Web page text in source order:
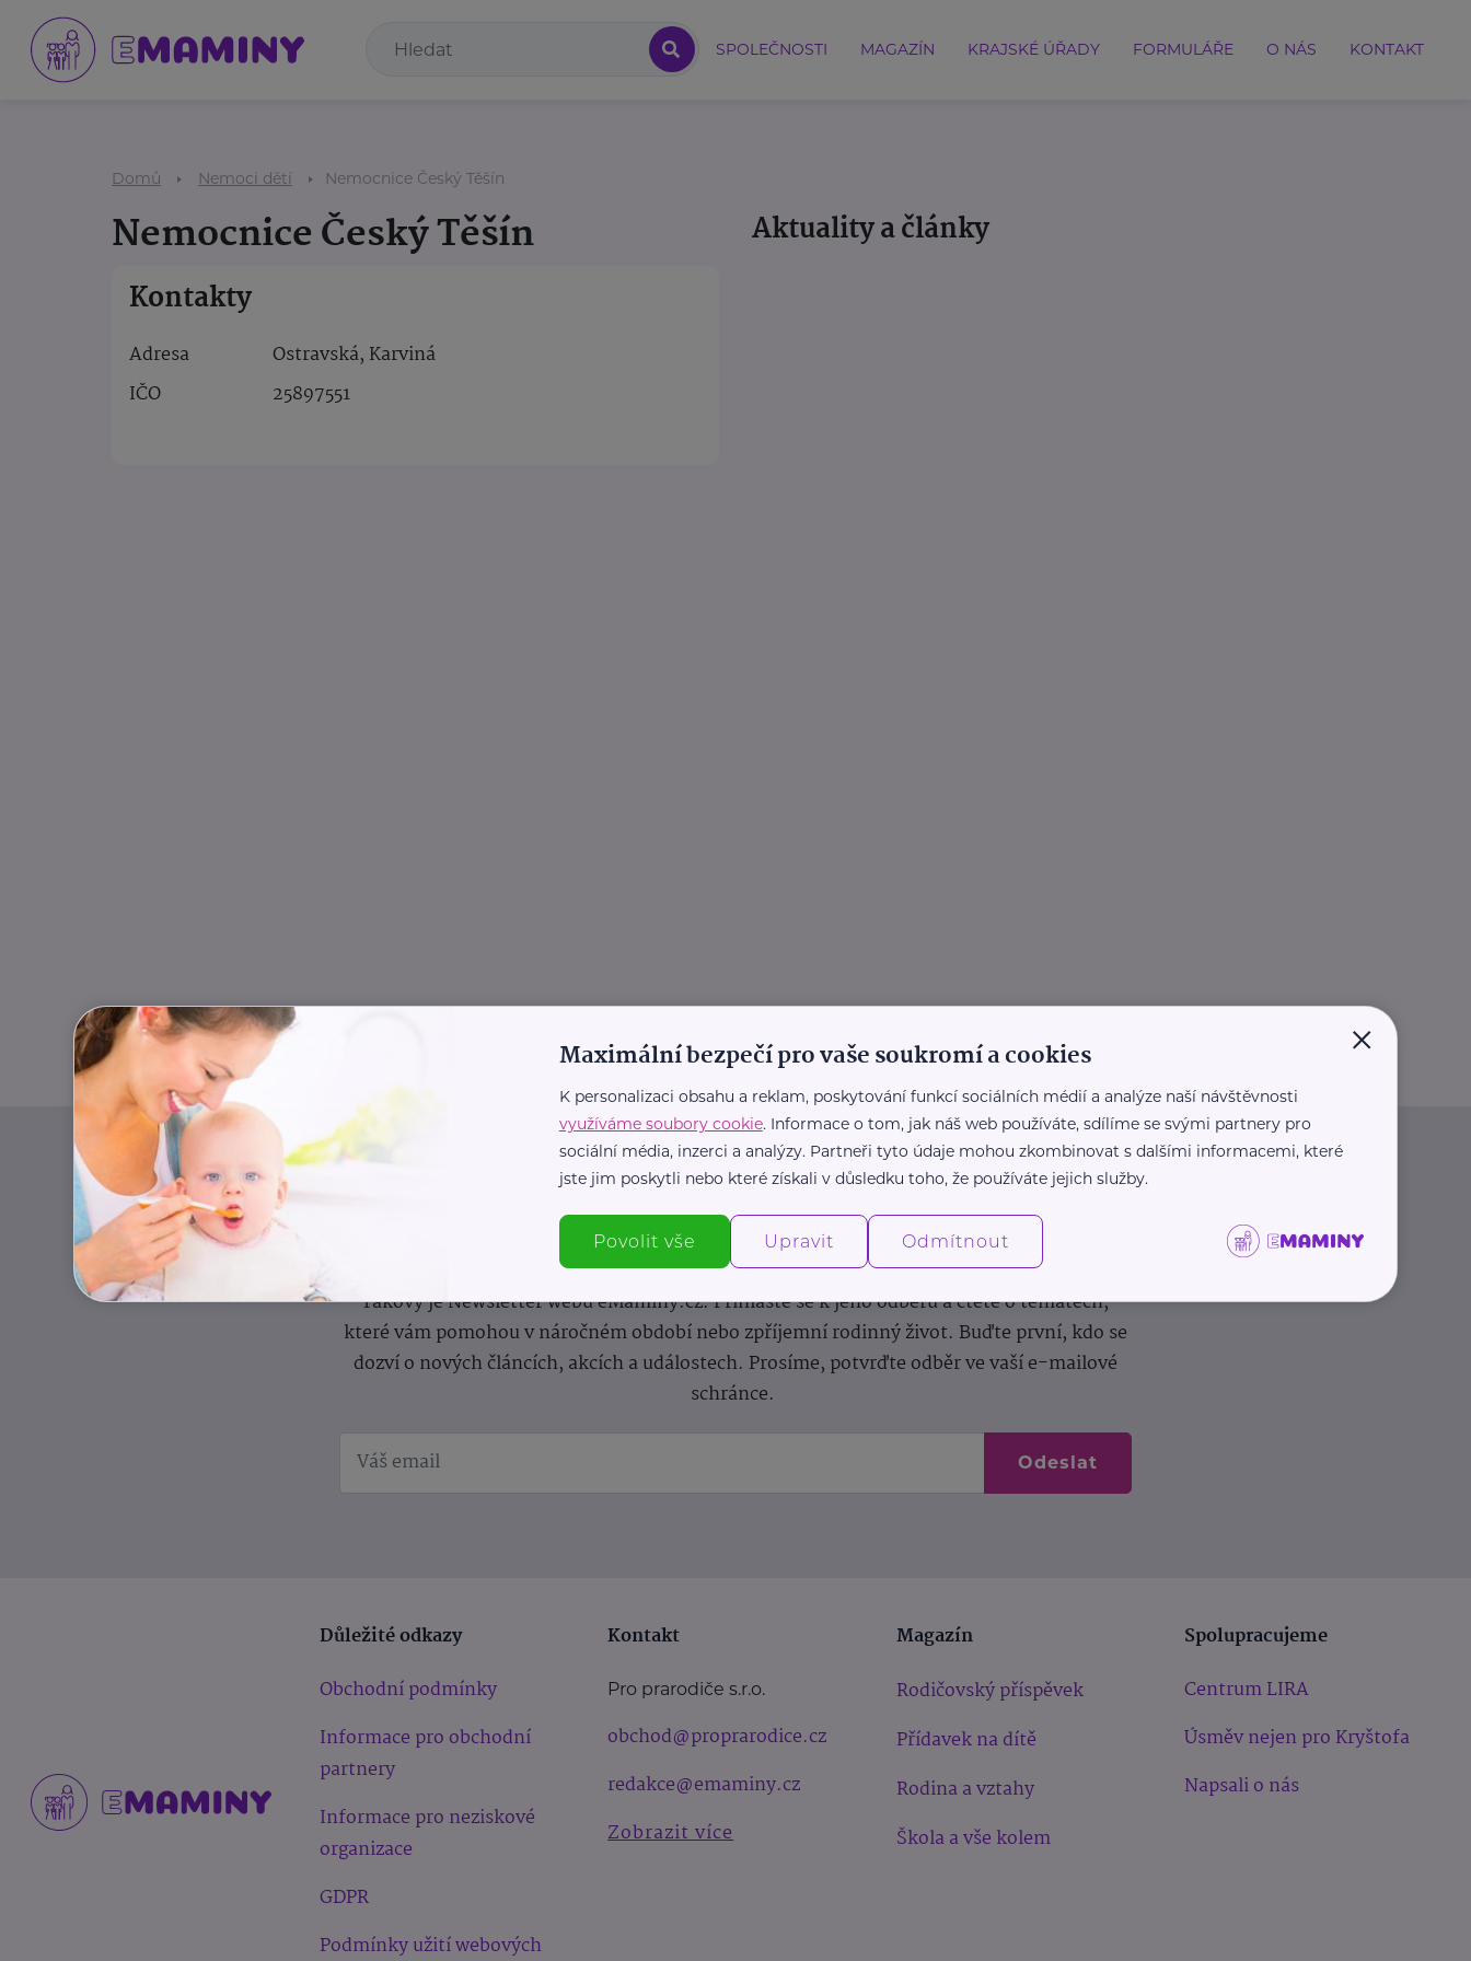
SPOLEČNOSTI MAGAZÍN KRAJSKÉ ÚŘADY FORMULÁŘE O NÁS KONTAKT
Domů Nemoci dětí Nemocnice Český Těšín
Nemocnice Český Těšín
Kontakty
Adresa
Ostravská, Karviná
IČO
25897551
Aktuality a články
Newsletter
Pravidelný přísun novinek, inspirace na každý den, podpora pro rodiče i sdílení zkušeností.
Takový je Newsletter webu eMaminy.cz. Přihlaste se k jeho odběru a čtěte o tématech,
které vám pomohou v náročném období nebo zpříjemní rodinný život. Buďte první, kdo se
dozví o nových článcích, akcích a událostech. Prosíme, potvrďte odběr ve vaší e-mailové
schránce.
Odeslat
Důležité odkazy
Obchodní podmínky
Informace pro obchodní
partnery
Informace pro neziskové
organizace
GDPR
Podmínky užití webových
Kontakt
Pro prarodiče s.r.o.
obchod@proprarodice.cz
redakce@emaminy.cz
Zobrazit více
Magazín
Rodičovský příspěvek
Přídavek na dítě
Rodina a vztahy
Škola a vše kolem
Spolupracujeme
Centrum LIRA
Úsměv nejen pro Kryštofa
Napsali o nás
×
Maximální bezpečí pro vaše soukromí a cookies
K personalizaci obsahu a reklam, poskytování funkcí sociálních médií a analýze naší návštěvnosti
využíváme soubory cookie. Informace o tom, jak náš web používáte, sdílíme se svými partnery pro
sociální média, inzerci a analýzy. Partneři tyto údaje mohou zkombinovat s dalšími informacemi, které
jste jim poskytli nebo které získali v důsledku toho, že používáte jejich služby.
Povolit vše Upravit Odmítnout